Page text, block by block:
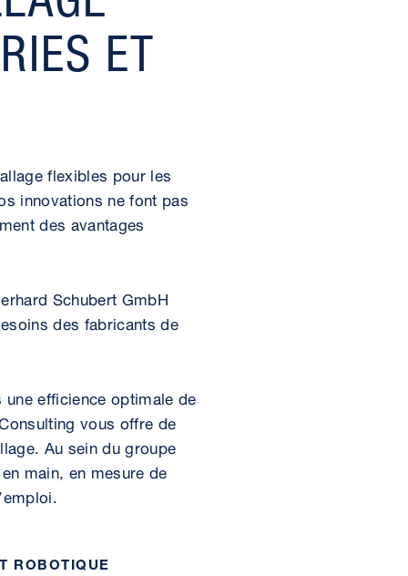
ET
flexibles pour les
innovations ne font pas
des avantages
Schubert GmbH
des fabricants de
efficience optimale de
vous offre de
Au sein du groupe
main, en mesure de
ROBOTIQUE